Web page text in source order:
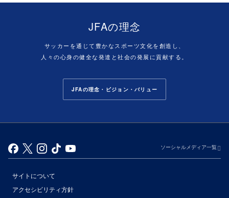
JFAの理念
サッカーを通じて豊かなスポーツ文化を創造し、
人々の心身の健全な発達と社会の発展に貢献する。
JFAの理念・ビジョン・バリュー
ソーシャルメディア一覧
サイトについて
アクセシビリティ方針